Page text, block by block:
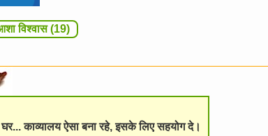
विश्वास (19)
काव्यालय ऐसा बना रहे, इसके लिए सहयोग दे।